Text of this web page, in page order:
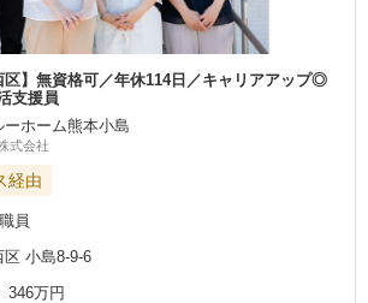
区】無資格可／年休114日／キャリアアップ◎
支援員
ホーム熊本小島
式会社
経由
員
小島8-9-6
346万円